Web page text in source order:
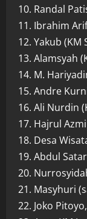
10. Randal
11. Ibrahim
12. Yakub (KM
13. Alamsyah
14. M.
15. Andre
16. Ali Nurdin
17. Hajrul
18. Desa
19. Abdul
20.
21. Masyhuri
22. Joko Pitoyo,